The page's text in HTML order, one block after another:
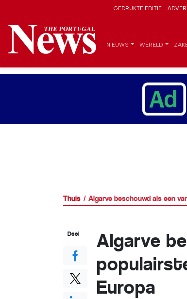
GEDRUKTE EDITIE
NIEUWS WERELD
Thuis Algarve beschouwd als een
Algarve
Europa
Deel